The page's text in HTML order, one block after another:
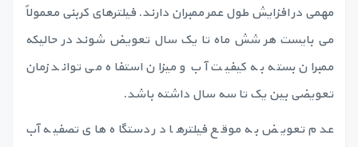
مهمی در افزایش طول عمر ممبران دارند. فیلترهای کربنی معمولاً
می بایست هر شش ماه تا یک سال تعویض شوند در حالیکه
ممبران بسته به کیفیت آب و میزان استفاه می تواند زمان
تعویضی بین یک تا سه سال داشته باشد.
عدم تعویض به موقع فیلترها در دستگاه های تصفیه آب